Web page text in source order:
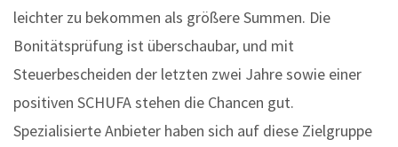
leichter zu bekommen als größere Summen. Die
Bonitätsprüfung ist überschaubar, und mit
Steuerbescheiden der letzten zwei Jahre sowie einer
positiven SCHUFA stehen die Chancen gut.
Spezialisierte Anbieter haben sich auf diese Zielgruppe